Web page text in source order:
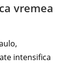
vremea
intensifica